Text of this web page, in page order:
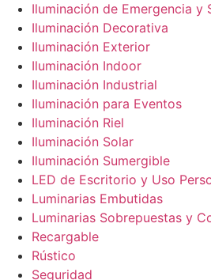
Iluminación de Emergencia y
Iluminación Decorativa
Iluminación Exterior
Iluminación Indoor
Iluminación Industrial
Iluminación para Eventos
Iluminación Riel
Iluminación Solar
Iluminación Sumergible
LED de Escritorio y Uso
Luminarias Embutidas
Luminarias Sobrepuestas y
Recargable
Rústico
Seguridad